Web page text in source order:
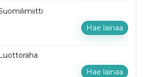
Hae lainaa
Hae lainaa